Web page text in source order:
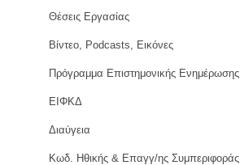
Θέσεις Εργασίας
Βίντεο, Podcasts, Εικόνες
Πρόγραμμα Επιστημονικής Ενημέρωσης
ΕΙΦΚΔ
Διαύγεια
Κωδ. Ηθικής & Επαγγ/ης Συμπεριφοράς